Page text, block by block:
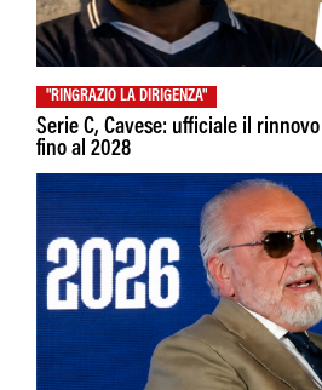
"RINGRAZIO LA DIRIGENZA"
Serie C, Cavese: ufficiale il
fino al 2028